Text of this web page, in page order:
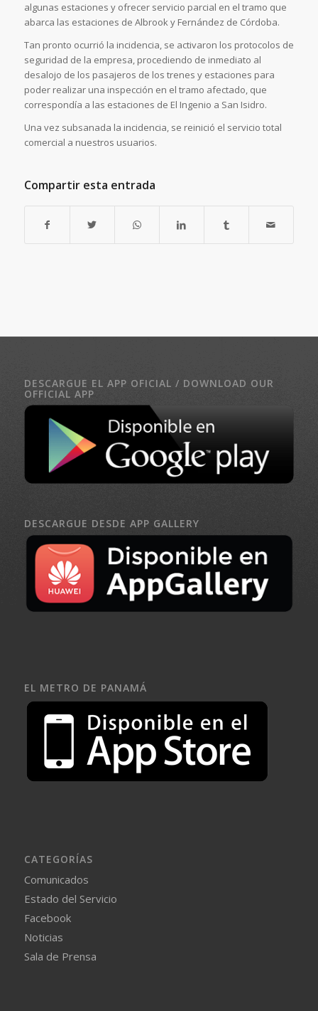
algunas estaciones y ofrecer servicio parcial en el tramo que
abarca las estaciones de Albrook y Fernández de Córdoba.
Tan pronto ocurrió la incidencia, se activaron los protocolos de
seguridad de la empresa, procediendo de inmediato al
desalojo de los pasajeros de los trenes y estaciones para
poder realizar una inspección en el tramo afectado, que
correspondía a las estaciones de El Ingenio a San Isidro.
Una vez subsanada la incidencia, se reinició el servicio total
comercial a nuestros usuarios.
Compartir esta entrada
DESCARGUE EL APP OFICIAL / DOWNLOAD OUR
OFFICIAL APP
DESCARGUE DESDE APP GALLERY
EL METRO DE PANAMÁ
CATEGORÍAS
Comunicados
Estado del Servicio
Facebook
Noticias
Sala de Prensa